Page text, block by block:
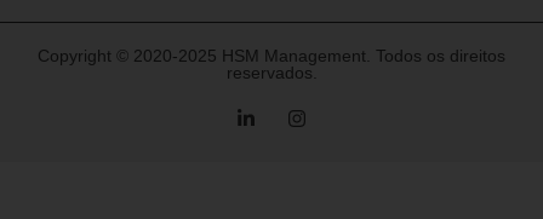
Copyright © 2020-2025 HSM Management. Todos os direitos
reservados.